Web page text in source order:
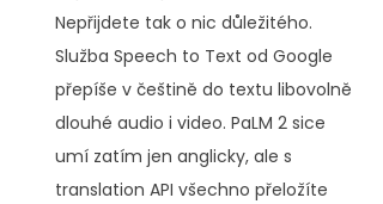
Nepřijdete tak o nic důležitého.
Služba Speech to Text od Google
přepíše v češtině do textu libovolně
dlouhé audio i video. PaLM 2 sice
umí zatím jen anglicky, ale s
translation API všechno přeložíte